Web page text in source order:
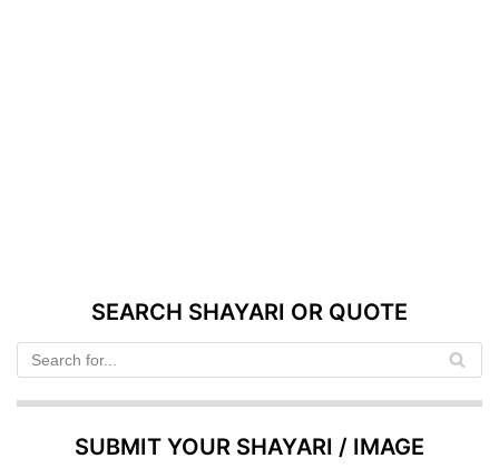
SEARCH SHAYARI OR QUOTE
SUBMIT YOUR SHAYARI / IMAGE